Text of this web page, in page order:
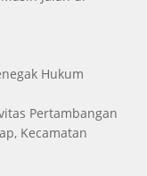
Hukum
Pertambangan
Kecamatan